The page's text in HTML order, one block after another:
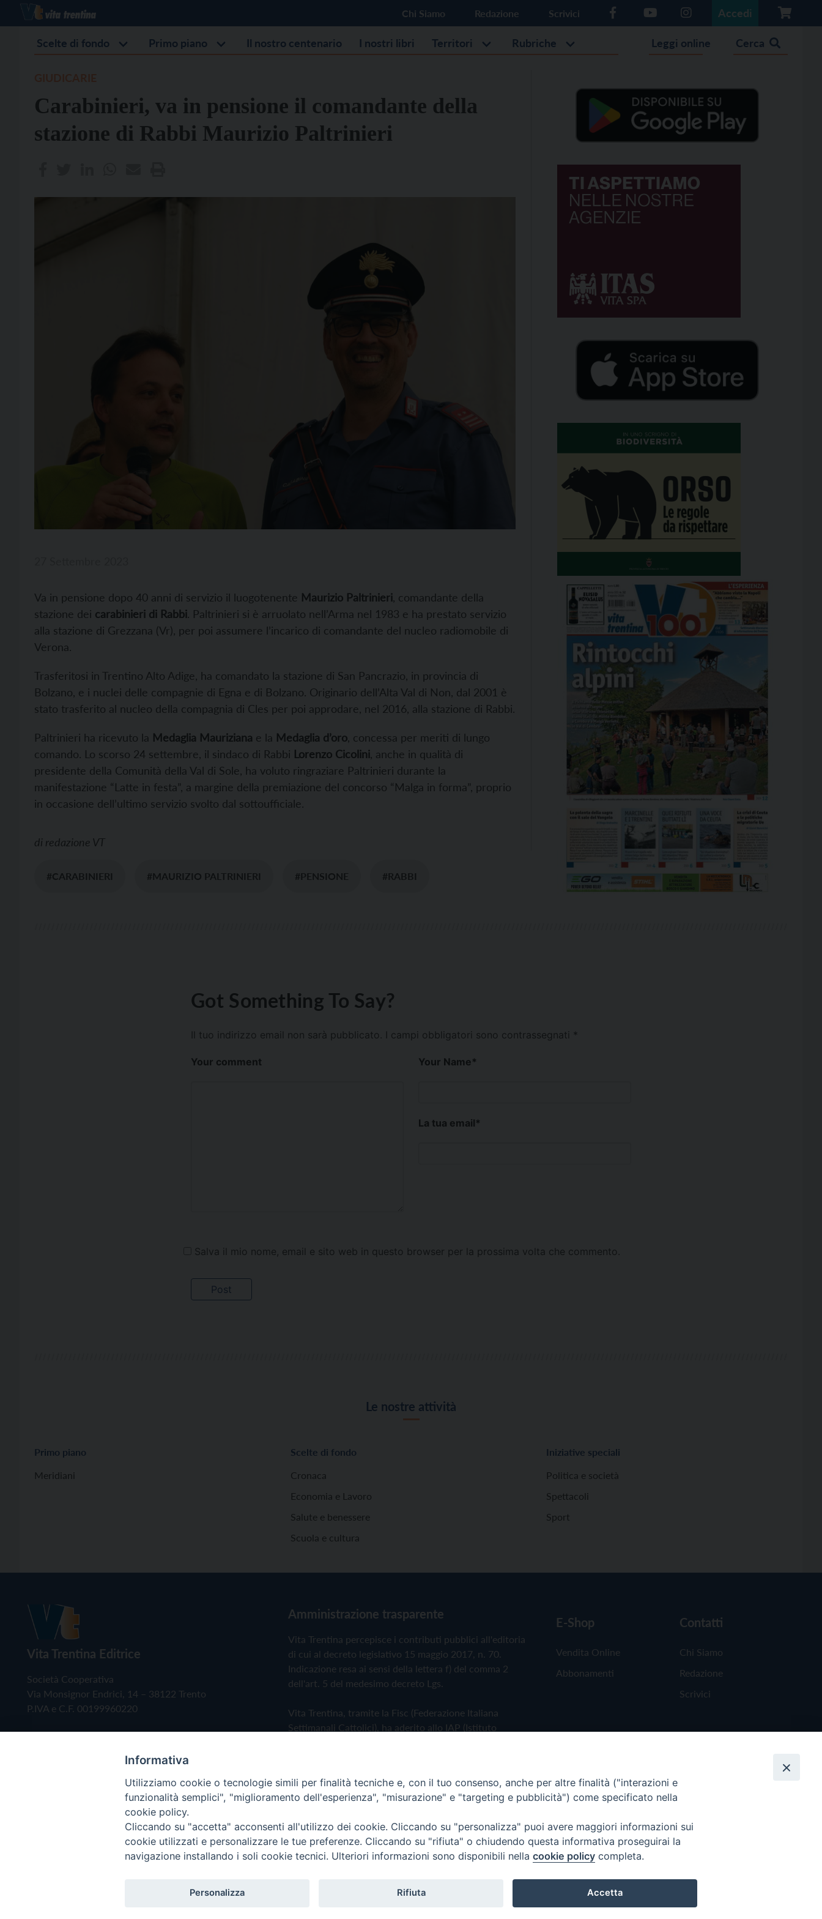
Chi Siamo Redazione Scrivici Accedi
Scelte di fondo Primo piano Il nostro centenario I nostri libri Territori Rubriche Leggi online Cerca
Carabinieri, va in pensione il comandante della
stazione di Rabbi Maurizio Paltrinieri
Va in pensione dopo 40 anni di servizio il luogotenente Maurizio Paltrinieri , comandante della
stazione dei carabinieri di Rabbi. Paltrinieri si è arruolato nell’Arma nel 1983 e ha prestato servizio
alla stazione di Grezzana (Vr), per poi assumere l’incarico di comandante del nucleo radiomobile di
Verona.
Trasferitosi in Trentino Alto Adige, ha comandato la stazione di San Pancrazio, in provincia di
Bolzano, e i nuclei delle compagnie di Egna e di Bolzano. Originario dell’Alta Val di Non, dal 2001 è
stato trasferito al nucleo della compagnia di Cles per poi approdare, nel 2016, alla stazione di Rabbi.
Paltrinieri ha ricevuto la Medaglia Mauriziana e la Medaglia d’oro , concessa per meriti di lungo
comando. Lo scorso 24 settembre, il sindaco di Rabbi Lorenzo Cicolini , anche in qualità di
presidente della Comunità della Val di Sole, ha voluto ringraziare Paltrinieri durante la
manifestazione “Latte in festa”, a margine della premiazione del concorso “Malga in forma”, proprio
in occasione dell’ultimo servizio svolto dal sottoufficiale.
di redazione VT
#CARABINIERI #MAURIZIO PALTRINIERI #PENSIONE #RABBI
Got Something To Say?
Il tuo indirizzo email non sarà pubblicato. I campi obbligatori sono contrassegnati *
Your comment Your Name*
La tua email*
Salva il mio nome, email e sito web in questo browser per la prossima volta che commento.
Le nostre attività
Primo piano
Meridiani
Scelte di fondo
Cronaca
Economia e Lavoro
Salute e benessere
Scuola e cultura
Iniziative speciali
Politica e società
Spettacoli
Sport
Vita Trentina Editrice
Società Cooperativa
Via Monsignor Endrici, 14 – 38122 Trento
P.IVA e C.F. 00199960220
Amministrazione trasparente
Vita Trentina percepisce i contributi pubblici all'editoria
di cui al decreto legislativo 15 maggio 2017, n. 70.
Indicazione resa ai sensi della lettera f) del comma 2
dell'art. 5 del medesimo decreto Lgs.
Vita Trentina, tramite la Fisc (Federazione Italiana
Settimanali Cattolici), ha aderito allo IAP (Istituto
Privacy Policy Cookie Policy
E-Shop
Vendita Online
Abbonamenti
Contatti
Chi Siamo
Redazione
Scrivici
Copyright © 2019 - Tutti i diritti riservati - Vita Trentina Editrice
Informativa
Utilizziamo cookie o tecnologie simili per finalità tecniche e, con il tuo consenso, anche per altre finalità ("interazioni e
funzionalità semplici", "miglioramento dell'esperienza", "misurazione" e "targeting e pubblicità") come specificato nella
cookie policy.
Cliccando su "accetta" acconsenti all'utilizzo dei cookie. Cliccando su "personalizza" puoi avere maggiori informazioni sui
cookie utilizzati e personalizzare le tue preferenze. Cliccando su "rifiuta" o chiudendo questa informativa proseguirai la
navigazione installando i soli cookie tecnici. Ulteriori informazioni sono disponibili nella cookie policy completa.
Personalizza Rifiuta Accetta